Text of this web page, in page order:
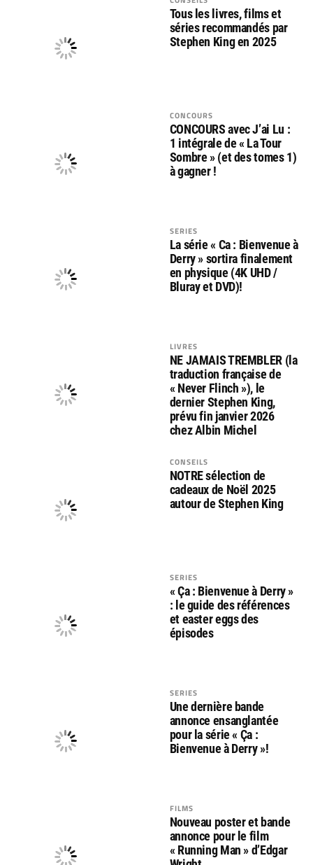
Tous les livres, films et
séries recommandés par
Stephen King en 2025
CONCOURS
CONCOURS avec J’ai Lu :
1 intégrale de « La Tour
Sombre » (et des tomes 1)
à gagner !
SERIES
La série « Ca : Bienvenue à
Derry » sortira finalement
en physique (4K UHD /
Bluray et DVD)!
LIVRES
NE JAMAIS TREMBLER (la
traduction française de
« Never Flinch »), le
dernier Stephen King,
prévu fin janvier 2026
chez Albin Michel
CONSEILS
NOTRE sélection de
cadeaux de Noël 2025
autour de Stephen King
SERIES
« Ça : Bienvenue à Derry »
: le guide des références
et easter eggs des
épisodes
SERIES
Une dernière bande
annonce ensanglantée
pour la série « Ça :
Bienvenue à Derry »!
FILMS
Nouveau poster et bande
annonce pour le film
« Running Man » d’Edgar